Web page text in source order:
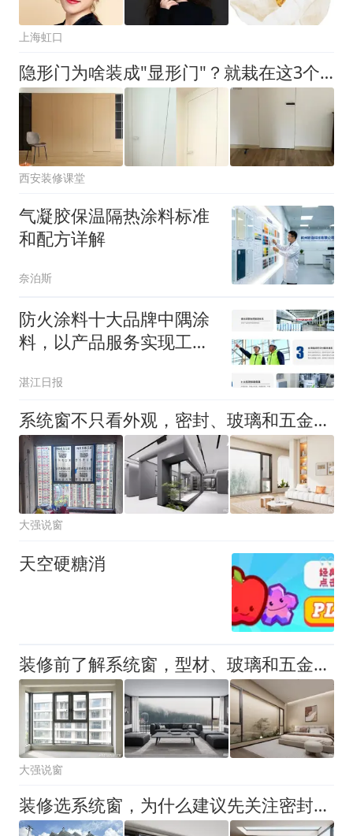
上海虹口
隐形门为啥装成"显形门"？就栽在这3个细节上
西安装修课堂
气凝胶保温隔热涂料标准
和配方详解
奈泊斯
防火涂料十大品牌中隅涂
料，以产品服务实现工程
湛江日报
系统窗不只看外观，密封、玻璃和五金也要一起判断
大强说窗
天空硬糖消
装修前了解系统窗，型材、玻璃和五金怎么判断
大强说窗
装修选系统窗，为什么建议先关注密封和玻璃配置装修选系统窗